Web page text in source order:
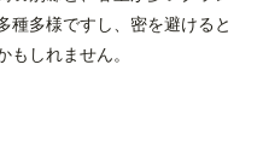
種多様ですし、密を避けると
もしれません。